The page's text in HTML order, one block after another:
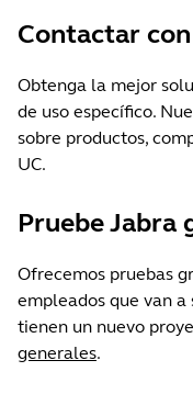
Contactar
Obtenga la mejor
de uso específico.
sobre productos,
UC.
Pruebe Jabra
Ofrecemos pruebas
empleados que van
tienen un nuevo
generales.